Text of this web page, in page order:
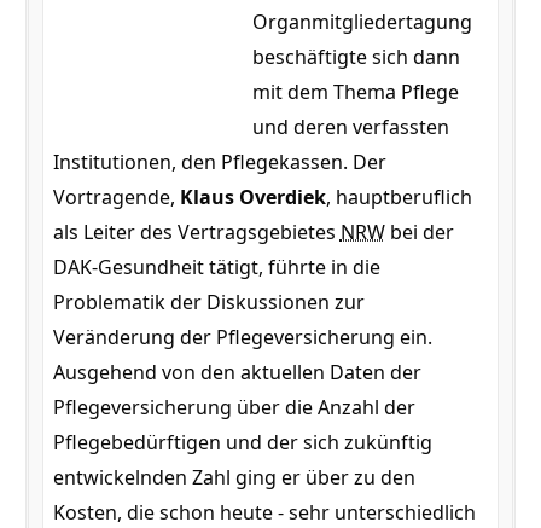
Organmitgliedertagung
beschäftigte sich dann
mit dem Thema Pflege
und deren verfassten
Institutionen, den Pflegekassen. Der
Vortragende, Klaus Overdiek, hauptberuflich
als Leiter des Vertragsgebietes NRWbei der
DAK-Gesundheit tätigt, führte in die
Problematik der Diskussionen zur
Veränderung der Pflegeversicherung ein.
Ausgehend von den aktuellen Daten der
Pflegeversicherung über die Anzahl der
Pflegebedürftigen und der sich zukünftig
entwickelnden Zahl ging er über zu den
Kosten, die schon heute - sehr unterschiedlich